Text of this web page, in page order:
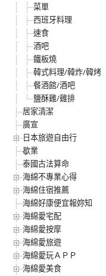
菜單
西班牙料理
速食
酒吧
鐵板燒
韓式料理/韓炸/韓烤
餐酒館/酒吧
鹽酥雞/雞排
居家清潔
廣宣
日本旅遊自由行
歇業
泰國古法算命
海綿不專業心得
海綿住宿推薦
海綿好康便宜報妳知
海綿愛宅配
海綿愛按摩
海綿愛旅遊
海綿愛玩ＡＰＰ
海綿愛美食